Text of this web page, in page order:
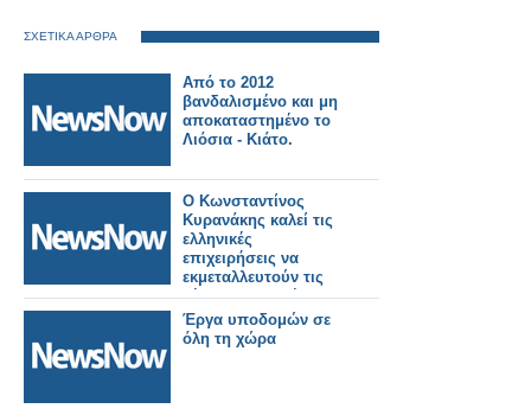
ΣΧΕΤΙΚΑ ΑΡΘΡΑ
Από το 2012
βανδαλισμένο και μη
αποκαταστημένο το
Λιόσια - Κιάτο.
Ο Κωνσταντίνος
Κυρανάκης καλεί τις
ελληνικές
επιχειρήσεις να
εκμεταλλευτούν τις
νέες προοπτικές και
να
δραστηριοποιηθούν
στην κατασκευή
Έργα υποδομών σε
όλη τη χώρα